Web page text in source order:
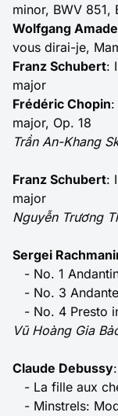
minor, BWV 851,
Wolfgang
vous dirai-je,
Franz Schubert:
major
Frédéric Chopin:
major, Op. 18
Trần An-Khang
Franz Schubert:
major
Nguyễn Trương
Sergei
- No. 1
- No. 3
- No. 4 Presto
Vũ Hoàng Gia
Claude Debussy
- La fille aux
- Minstrels: